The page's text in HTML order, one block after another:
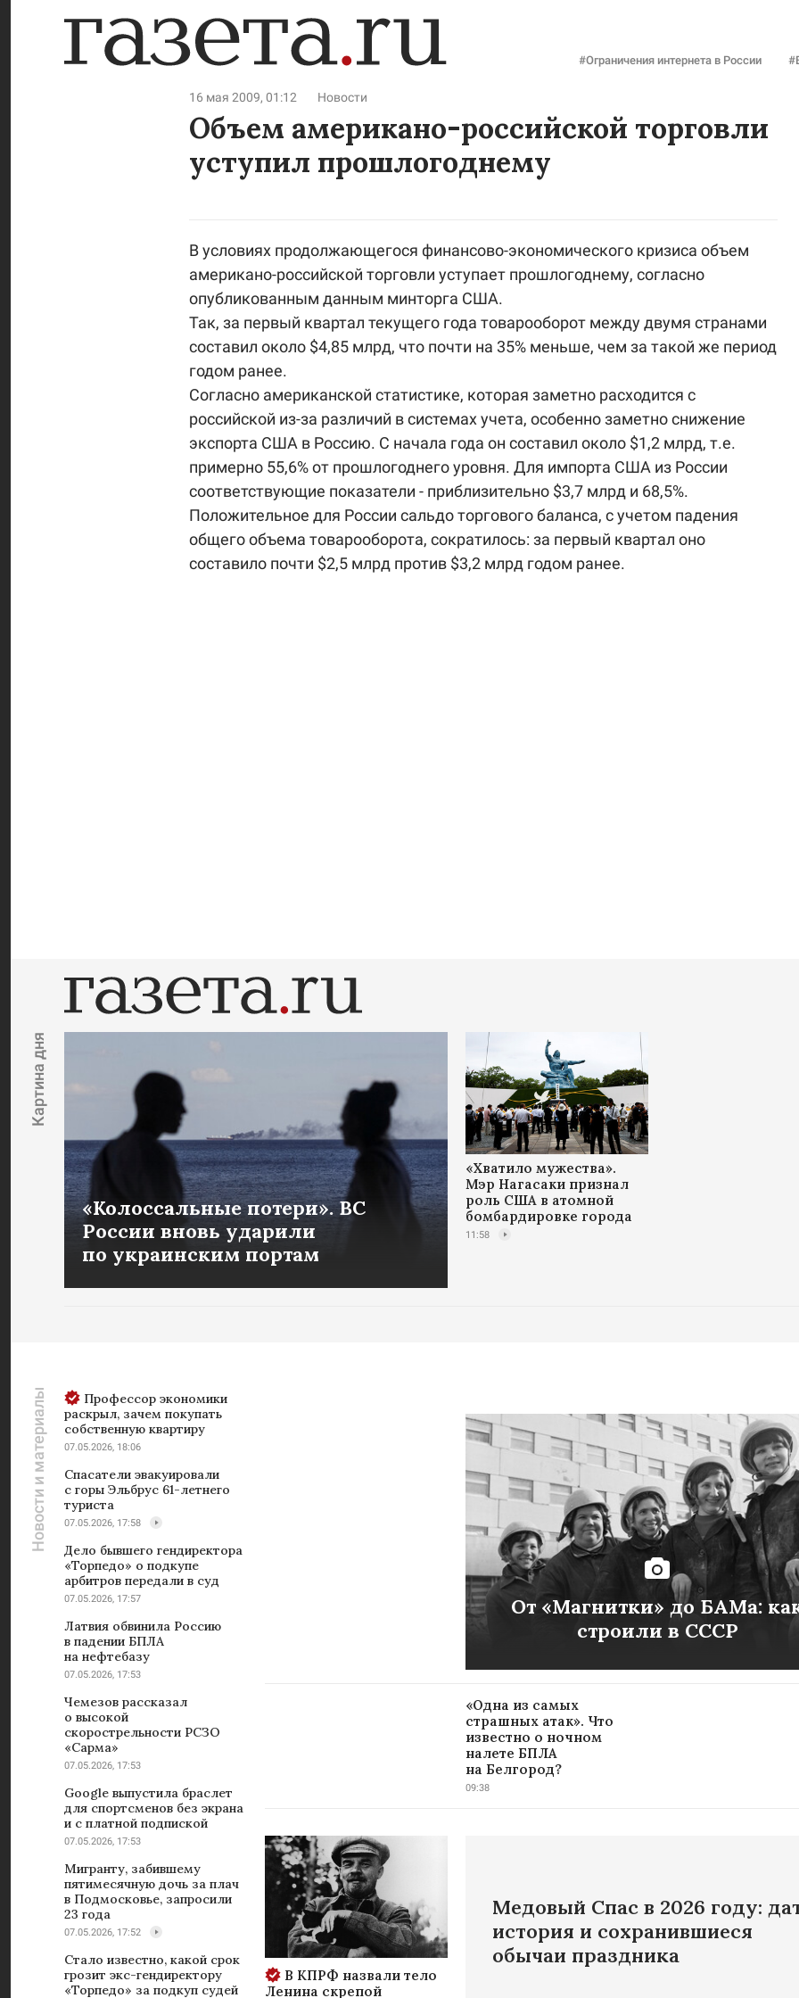
#Ограничения интернета в России
16 мая 2009, 01:12 Новости
Объем американо-российской торговли
уступил прошлогоднему
В условиях продолжающегося финансово-экономического кризиса объем
американо-российской торговли уступает прошлогоднему, согласно
опубликованным данным минторга США.
Так, за первый квартал текущего года товарооборот между двумя странами
составил около $4,85 млрд, что почти на 35% меньше, чем за такой же период
годом ранее.
Согласно американской статистике, которая заметно расходится с
российской из-за различий в системах учета, особенно заметно снижение
экспорта США в Россию. С начала года он составил около $1,2 млрд, т.е.
примерно 55,6% от прошлогоднего уровня. Для импорта США из России
соответствующие показатели - приблизительно $3,7 млрд и 68,5%.
Положительное для России сальдо торгового баланса, с учетом падения
общего объема товарооборота, сократилось: за первый квартал оно
составило почти $2,5 млрд против $3,2 млрд годом ранее.
Картина дня
«Колоссальные потери». ВС
России вновь ударили
по украинским портам
«Хватило мужества».
Мэр Нагасаки признал
роль США в атомной
бомбардировке города
11:58
Новости и материалы
Профессор экономики
раскрыл, зачем покупать
собственную квартиру
07.05.2026, 18:06
Спасатели эвакуировали
с горы Эльбрус 61-летнего
туриста
07.05.2026, 17:58
Дело бывшего гендиректора
«Торпедо» о подкупе
арбитров передали в суд
07.05.2026, 17:57
Латвия обвинила Россию
в падении БПЛА
на нефтебазу
07.05.2026, 17:53
Чемезов рассказал
о высокой
скорострельности РСЗО
«Сарма»
07.05.2026, 17:53
Google выпустила браслет
для спортсменов без экрана
и с платной подпиской
07.05.2026, 17:53
Мигранту, забившему
пятимесячную дочь за плач
в Подмосковье, запросили
23 года
07.05.2026, 17:52
Стало известно, какой срок
грозит экс-гендиректору
«Торпедо» за подкуп судей
От «Магнитки» до БАМа:
строили в СССР
«Одна из самых
страшных атак». Что
известно о ночном
налете БПЛА
на Белгород?
09:38
В КПРФ назвали тело
Ленина скрепой
Медовый Спас в 2026 году:
история и сохранившиеся
обычаи праздника